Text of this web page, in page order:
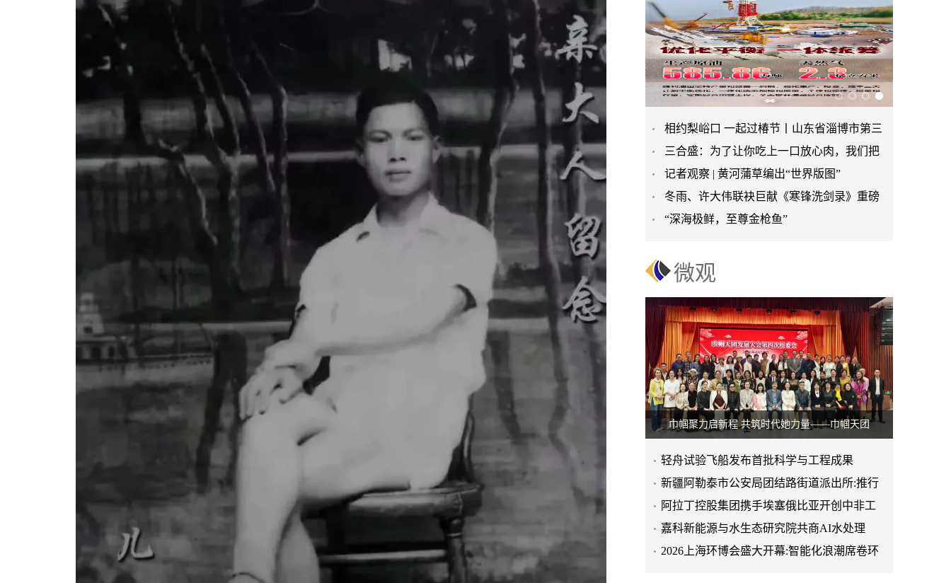
相约梨峪口 一起过椿节丨山东省淄博市第三
届香椿文化旅游节举办
三合盛：为了让你吃上一口放心肉，我们把
猪送进了“高山修仙学院”
记者观察 | 黄河蒲草编出“世界版图”
冬雨、许大伟联袂巨献《寒锋洗剑录》重磅
上市！未发先火引业界瞩目
“深海极鲜，至尊金枪鱼”
微观
巾帼聚力启新程 共筑时代她力量——巾帼天团
轻舟试验飞船发布首批科学与工程成果
新疆阿勒泰市公安局团结路街道派出所:推行
“五步”工作法 打造新
阿拉丁控股集团携手埃塞俄比亚开创中非工
业农业合作新篇章
嘉科新能源与水生态研究院共商AI水处理
2026上海环博会盛大开幕:智能化浪潮席卷环